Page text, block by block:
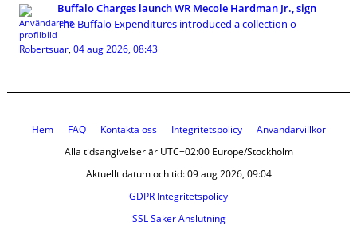
Buffalo Charges launch WR Mecole Hardman Jr., sign
The Buffalo Expenditures introduced a collection o
Robertsuar, 04 aug 2026, 08:43
Hem FAQ Kontakta oss Integritetspolicy
Användarvillkor
Alla tidsangivelser är UTC+02:00 Europe/Stockholm
Aktuellt datum och tid: 09 aug 2026, 09:04
GDPR Integritetspolicy
SSL Säker Anslutning